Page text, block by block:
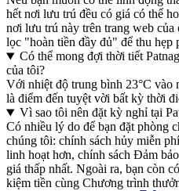
hết nơi lưu trú đều có giá có thể
nơi lưu trú này trên trang web của
lọc "hoàn tiền đầy đủ" để thu hẹp
Có thể mong đợi thời tiết
của tôi?
Với nhiệt độ trung bình 23°C vào
là điểm đến tuyệt vời bất kỳ thời
Vì sao tôi nên đặt kỳ nghỉ tại
Có nhiều lý do để bạn đặt phòng
chúng tôi: chính sách hủy miễn
linh hoạt hơn, chính sách Đảm
giá thấp nhất. Ngoài ra, bạn còn
kiệm tiền cùng Chương trình